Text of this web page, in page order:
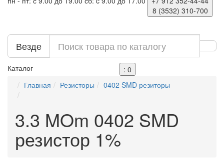
8 (3532) 310-700
Везде
Каталог
: 0
Главная
Резисторы 0402 SMD резиторы
3.3 MOm 0402 SMD
резистор 1%